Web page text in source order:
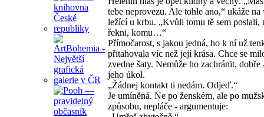
tebe neprovezu. Ale tohle ano,“ ukáže
ležící u krbu. „Kvůli tomu tě sem poslali,
řekni, komu…“
Přímočarost, s jakou jedná, ho k ní už
přitahovala víc než její krása. Chce se
zvedne šaty. Nemůže ho zachránit, dobře
jeho úkol.
„Žádnej kontakt ti nedám. Odjeď.“
Je umíněná. Ne po ženském, ale po
způsobu, nepláče - argumentuje: